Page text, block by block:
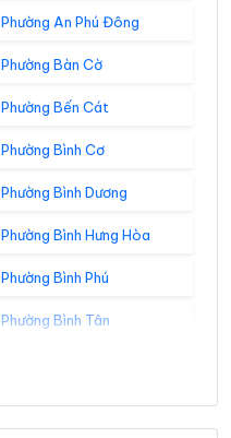
Phường An Phú Đông
Phường Bàn Cờ
Phường Bến Cát
Phường Bình Cơ
Phường Bình Dương
Phường Bình Hưng Hòa
Phường Bình Phú
Phường Bình Tân
Phường Bình Tiên